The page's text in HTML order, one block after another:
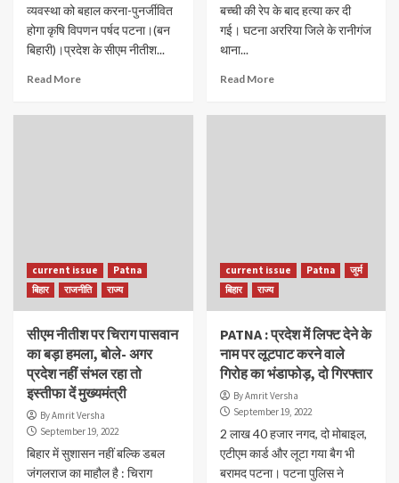
व्यवस्था को बहाल करना-पुनर्जीवित
होगा कृषि विपणन पर्षद पटना।(बन
बिहारी)।प्रदेश के सीएम नीतीश...
Read More
बच्ची की रेप के बाद हत्या कर दी
गई। घटना अररिया जिले के रानीगंज
थाना...
Read More
current issue
Patna
बिहार
राजनीति राज्य
सीएम नीतीश पर चिराग पासवान
का बड़ा हमला, बोले- अगर
प्रदेश नहीं संभल रहा तो
इस्तीफा दें मुख्यमंत्री
By Amrit Versha
September 19, 2022
बिहार में सुशासन नहीं बल्कि डबल
जंगलराज का माहौल है : चिराग
current issue Patna
जुर्म
बिहार
राज्य
PATNA : प्रदेश में लिफ्ट देने के
नाम पर लूटपाट करने वाले
गिरोह का भंडाफोड़, दो गिरफ्तार
By Amrit Versha
September 19, 2022
2 लाख 40 हजार नगद, दो मोबाइल,
एटीएम कार्ड और लूटा गया बैग भी
बरामद पटना। पटना पुलिस ने